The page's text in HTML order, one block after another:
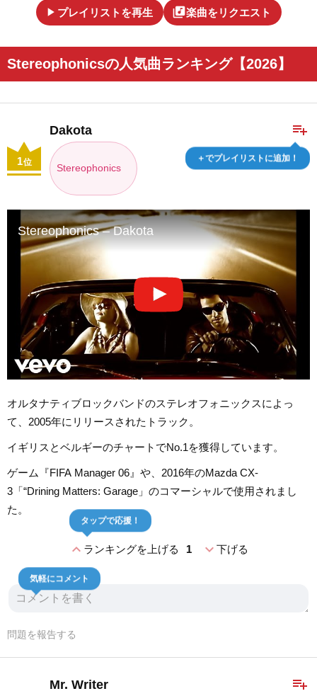
play_arrow プレイリストを再生 library_music楽曲をリクエスト
Stereophonicsの人気曲ランキング【2026】
playlist_add
＋でプレイリストに追加！
Dakota
Stereophonics
1位
Stereophonics – Dakota
オルタナティブロックバンドのステレオフォニックスによっ
て、2005年にリリースされたトラック。
イギリスとベルギーのチャートでNo.1を獲得しています。
ゲーム『FIFA Manager 06』や、2016年のMazda CX-
3「“Drining Matters: Garage」のコマーシャルで使用されまし
た。
expand_lessランキングを上げる 1
タップで応援！
expand_more下げる
気軽にコメント
問題を報告する
playlist_add
Mr. Writer